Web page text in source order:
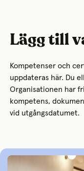
Lägg till
Kompetenser och
uppdateras här. Du
Organisationen har
kompetens,
vid utgångsdatumet.